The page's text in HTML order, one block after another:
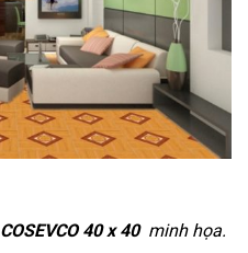
COSEVCO 40 x 40minh họa.